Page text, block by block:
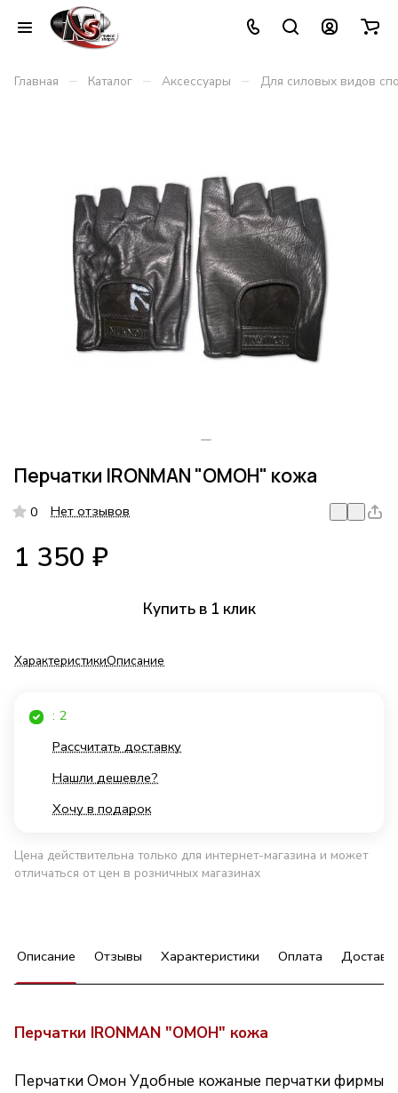
Главная – Каталог – Аксессуары – Для силовых видов
Перчатки IRONMAN "ОМОН" кожа
0 Нет отзывов
1 350 ₽
Купить в 1 клик
ХарактеристикиОписание
: 2
Рассчитать доставку
Нашли дешевле?
Хочу в подарок
Цена действительна только для интернет-магазина и может
отличаться от цен в розничных магазинах
Описание Отзывы Характеристики Оплата
Перчатки IRONMAN "ОМОН" кожа
Перчатки Омон Удобные кожаные перчатки фирмы